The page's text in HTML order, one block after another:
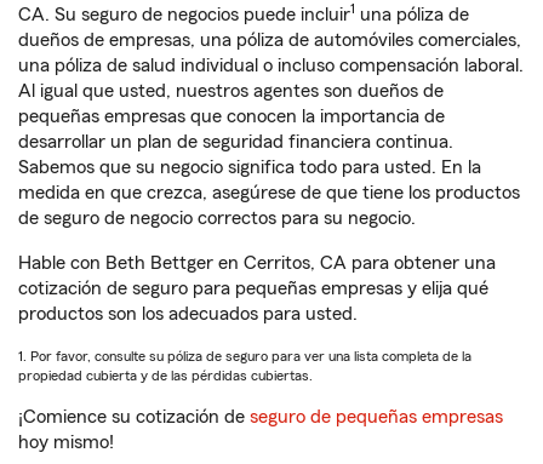
CA. Su seguro de negocios puede incluir1 una póliza de
dueños de empresas, una póliza de automóviles comerciales,
una póliza de salud individual o incluso compensación laboral.
Al igual que usted, nuestros agentes son dueños de
pequeñas empresas que conocen la importancia de
desarrollar un plan de seguridad financiera continua.
Sabemos que su negocio significa todo para usted. En la
medida en que crezca, asegúrese de que tiene los productos
de seguro de negocio correctos para su negocio.
Hable con Beth Bettger en Cerritos, CA para obtener una
cotización de seguro para pequeñas empresas y elija qué
productos son los adecuados para usted.
1. Por favor, consulte su póliza de seguro para ver una lista completa de la
propiedad cubierta y de las pérdidas cubiertas.
¡Comience su cotización de seguro de pequeñas empresas
hoy mismo!